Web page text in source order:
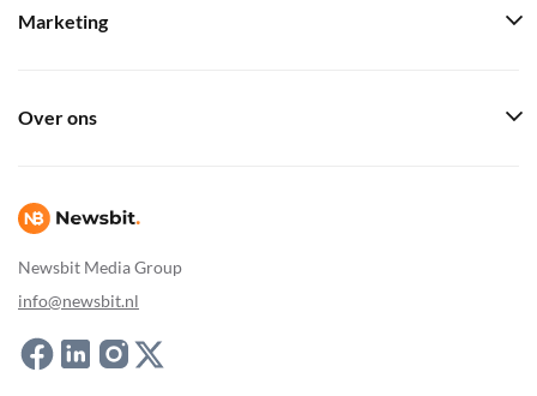
Newsbit Media Group
info@newsbit.nl
Marketing
Over ons